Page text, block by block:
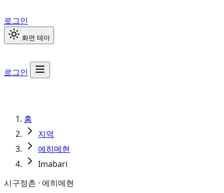
로그인
화면 테마
로그인
홈
지역
에히메현
Imabari
시구정촌 · 에히메현